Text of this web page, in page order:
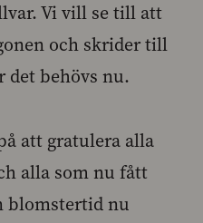
Vi vill se till att
och skrider till
det behövs nu.
att gratulera alla
alla som nu fått
blomstertid nu